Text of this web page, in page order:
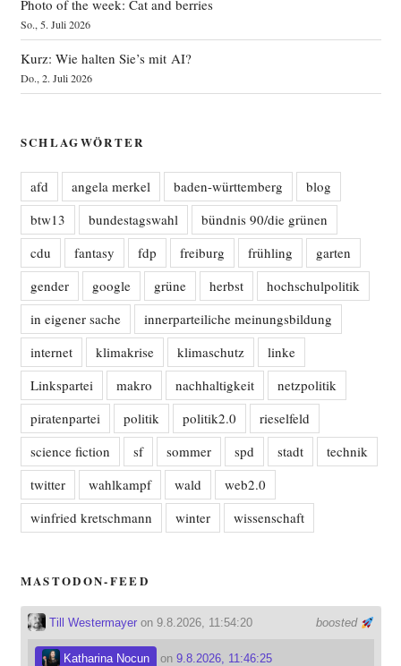
Photo of the week: Cat and berries
So., 5. Juli 2026
Kurz: Wie halten Sie’s mit AI?
Do., 2. Juli 2026
SCHLAGWÖRTER
afd angela merkel baden-württemberg
blog
btw13
bundestagswahl
bündnis 90/die grünen
cdu
fantasy fdp freiburg frühling
garten
gender
google grüne herbst
hochschulpolitik
in eigener sache
innerparteiliche meinungsbildung
internet
klimakrise klimaschutz
linke
Linkspartei
makro nachhaltigkeit
netzpolitik
piratenpartei
politik politik2.0
rieselfeld
science fiction
sf sommer spd stadt
technik
twitter
wahlkampf wald
web2.0
winfried kretschmann
winter wissenschaft
MASTODON-FEED
boosted
Till Westermayeron 9.8.2026, 11:54:20
Katharina Nocun on 9.8.2026, 11:46:25